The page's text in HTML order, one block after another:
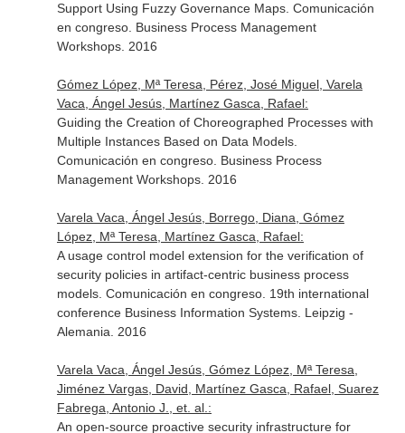
Support Using Fuzzy Governance Maps. Comunicación
en congreso. Business Process Management
Workshops. 2016
Gómez López, Mª Teresa, Pérez, José Miguel, Varela
Vaca, Ángel Jesús, Martínez Gasca, Rafael:
Guiding the Creation of Choreographed Processes with
Multiple Instances Based on Data Models.
Comunicación en congreso. Business Process
Management Workshops. 2016
Varela Vaca, Ángel Jesús, Borrego, Diana, Gómez
López, Mª Teresa, Martínez Gasca, Rafael:
A usage control model extension for the verification of
security policies in artifact-centric business process
models. Comunicación en congreso. 19th international
conference Business Information Systems. Leipzig -
Alemania. 2016
Varela Vaca, Ángel Jesús, Gómez López, Mª Teresa,
Jiménez Vargas, David, Martínez Gasca, Rafael, Suarez
Fabrega, Antonio J., et. al.:
An open-source proactive security infrastructure for